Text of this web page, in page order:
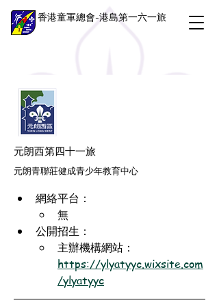
香港童軍總會-港島第一六一旅
元朗西第四十一旅
元朗青聯莊健成青少年教育中心
網絡平台：
無
公開招生：
主辦機構網站：
https://ylyatyyc.wixsite.com
/ylyatyyc